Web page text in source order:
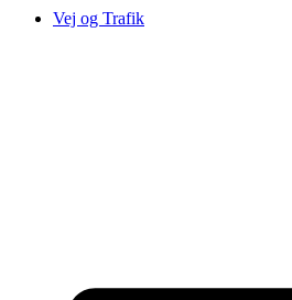
Vej og Trafik